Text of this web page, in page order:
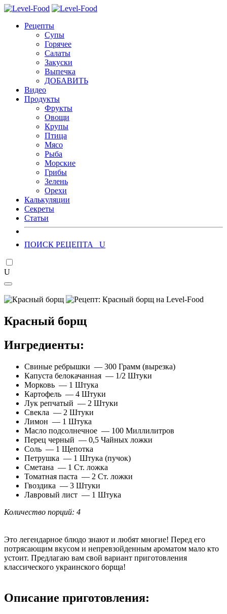
Рецепты
Супы
Горячее
Салаты
Закуски
Выпечка
ДОБАВИТЬ
Видео
Продукты
Фрукты
Овощи
Крупы
Птица
Мясо
Рыба
Морские
Грибы
Зелень
Орехи
Калькуляции
Секреты
Статьи
ПОИСК РЕЦЕПТА
Красный борщ
Ингредиенты:
Свиные ребрышки — 300 Грамм (вырезка)
Капуста белокачанная — 1/2 Штуки
Морковь — 1 Штука
Картофель — 4 Штуки
Лук репчатый — 2 Штуки
Свекла — 2 Штуки
Лимон — 1 Штука
Масло подсолнечное — 100 Миллилитров
Перец черный — 0,5 Чайных ложки
Соль — 1 Щепотка
Петрушка — 1 Штука (пучок)
Сметана — 1 Ст. ложка
Томатная паста — 2 Ст. ложки
Гвоздика — 3 Штуки
Лавровый лист — 1 Штука
Количество порций: 4
Это легендарное блюдо знают и любят многие! Перед его
потрясающим вкусом и непревзойденным ароматом мало кто
устоит. Предлагаю вам свой вариант приготовления
классического украинского борща!
Описание приготовления: